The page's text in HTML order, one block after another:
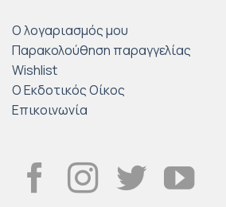
Ο λογαριασμός μου
Παρακολούθηση παραγγελίας
Wishlist
Ο Εκδοτικός Οίκος
Επικοινωνία